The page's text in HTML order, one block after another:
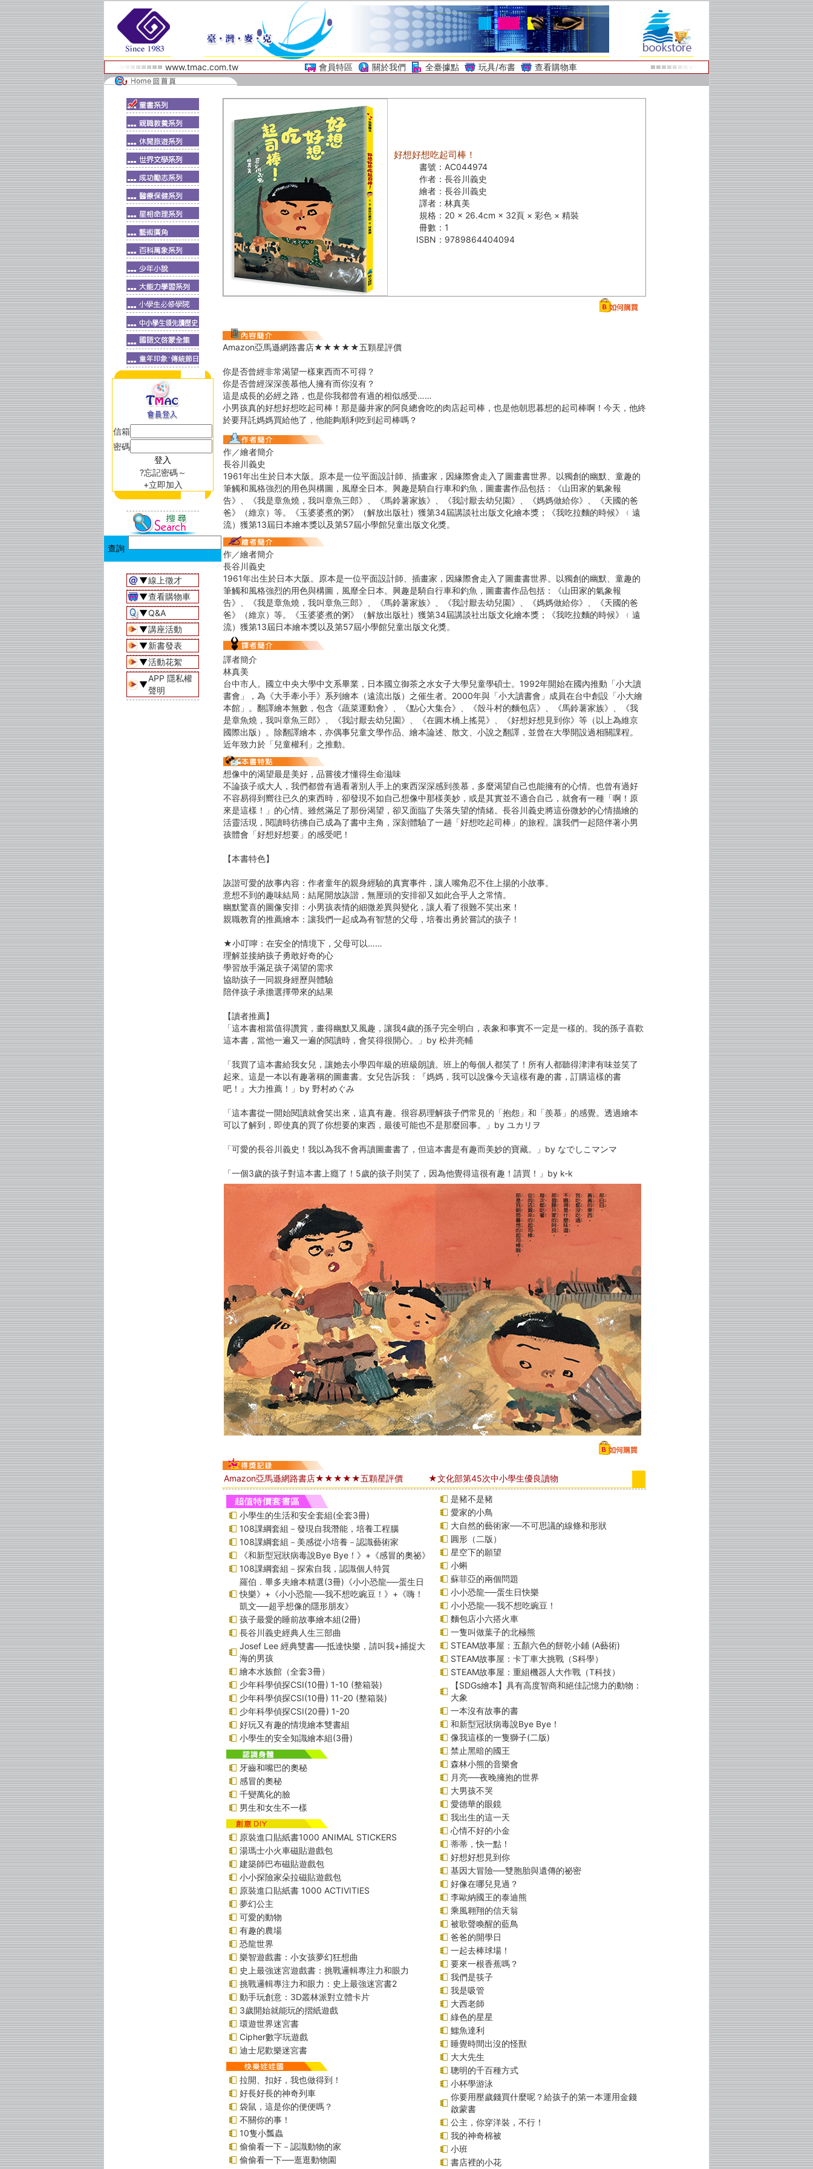
www.tmac.com.tw 會員特區 關於我們 全臺據點 玩具/布書 查看購物車
信箱
密碼
?忘記密碼～
+立即加入
▼線上徵才
▼查看購物車
▼Q&A
▼講座活動
▼新書發表
▼活動花絮
▼
APP 隱私權
聲明
好想好想吃起司棒！
書號： AC044974
作者： 長谷川義史
繪者： 長谷川義史
譯者： 林真美
規格： 20 × 26.4cm × 32頁 × 彩色 × 精裝
冊數： 1
ISBN： 9789864404094
Amazon亞馬遜網路書店★★★★★五顆星評價
你是否曾經非常渴望一樣東西而不可得？
你是否曾經深深羨慕他人擁有而你沒有？
這是成長的必經之路，也是你我都曾有過的相似感受……
小男孩真的好想好想吃起司棒！那是藤井家的阿良總會吃的肉店起司棒，也是他朝思暮想的起司棒啊！今天，他終
於要拜託媽媽買給他了，他能夠順利吃到起司棒嗎？
作／繪者簡介
長谷川義史
1961年出生於日本大阪。原本是一位平面設計師、插畫家，因緣際會走入了圖畫書世界。以獨創的幽默、童趣的
筆觸和風格強烈的用色與構圖，風靡全日本。興趣是騎自行車和釣魚，圖畫書作品包括：《山田家的氣象報
告》、《我是章魚燒，我叫章魚三郎》、《馬鈴薯家族》、《我討厭去幼兒園》、《媽媽做給你》、《天國的爸
爸》（維京）等。《玉婆婆煮的粥》（解放出版社）獲第34屆講談社出版文化繪本獎；《我吃拉麵的時候》﹙遠
流）獲第13屆日本繪本獎以及第57屆小學館兒童出版文化獎。
作／繪者簡介
長谷川義史
1961年出生於日本大阪。原本是一位平面設計師、插畫家，因緣際會走入了圖畫書世界。以獨創的幽默、童趣的
筆觸和風格強烈的用色與構圖，風靡全日本。興趣是騎自行車和釣魚，圖畫書作品包括：《山田家的氣象報
告》、《我是章魚燒，我叫章魚三郎》、《馬鈴薯家族》、《我討厭去幼兒園》、《媽媽做給你》、《天國的爸
爸》（維京）等。《玉婆婆煮的粥》（解放出版社）獲第34屆講談社出版文化繪本獎；《我吃拉麵的時候》﹙遠
流）獲第13屆日本繪本獎以及第57屆小學館兒童出版文化獎。
譯者簡介
林真美
台中市人。國立中央大學中文系畢業，日本國立御茶之水女子大學兒童學碩士。1992年開始在國內推動「小大讀
書會」，為《大手牽小手》系列繪本（遠流出版）之催生者。2000年與「小大讀書會」成員在台中創設「小大繪
本館」。翻譯繪本無數，包含《蔬菜運動會》、《點心大集合》、《殼斗村的麵包店》、《馬鈴薯家族》、《我
是章魚燒，我叫章魚三郎》、《我討厭去幼兒園》、《在圓木橋上搖晃》、《好想好想見到你》等（以上為維京
國際出版）。除翻譯繪本，亦偶事兒童文學作品、繪本論述、散文、小說之翻譯，並曾在大學開設過相關課程。
近年致力於「兒童權利」之推動。
想像中的渴望最是美好，品嘗後才懂得生命滋味
不論孩子或大人，我們都曾有過看著別人手上的東西深深感到羨慕，多麼渴望自己也能擁有的心情。也曾有過好
不容易得到嚮往已久的東西時，卻發現不如自己想像中那樣美妙，或是其實並不適合自己，就會有一種「啊！原
來是這樣！」的心情。雖然滿足了那份渴望，卻又面臨了失落失望的情緒。長谷川義史將這份微妙的心情描繪的
活靈活現，閱讀時彷彿自己成為了書中主角，深刻體驗了一趟「好想吃起司棒」的旅程。讓我們一起陪伴著小男
孩體會「好想好想要」的感受吧！
【本書特色】
詼諧可愛的故事內容：作者童年的親身經驗的真實事件，讓人嘴角忍不住上揚的小故事。
意想不到的趣味結局：結尾開放詼諧，無厘頭的安排卻又如此合乎人之常情。
幽默驚喜的圖像安排：小男孩表情的細微差異與變化，讓人看了很難不笑出來！
親職教育的推薦繪本：讓我們一起成為有智慧的父母，培養出勇於嘗試的孩子！
★小叮嚀：在安全的情境下，父母可以……
理解並接納孩子勇敢好奇的心
學習放手滿足孩子渴望的需求
協助孩子一同親身經歷與體驗
陪伴孩子承擔選擇帶來的結果
【讀者推薦】
「這本書相當值得讚賞，畫得幽默又風趣，讓我4歲的孫子完全明白，表象和事實不一定是一樣的。我的孫子喜歡
這本書，當他一遍又一遍的閱讀時，會笑得很開心。」by 松井亮輔
「我買了這本書給我女兒，讓她去小學四年級的班級朗讀。班上的每個人都笑了！所有人都聽得津津有味並笑了
起來。這是一本以有趣著稱的圖畫書。女兒告訴我：『媽媽，我可以說像今天這樣有趣的書，訂購這樣的書
吧！』大力推薦！」by 野村めぐみ
「這本書從一開始閱讀就會笑出來，這真有趣。很容易理解孩子們常見的「抱怨」和「羨慕」的感覺。透過繪本
可以了解到，即使真的買了你想要的東西，最後可能也不是那麼回事。」by ユカリヲ
「可愛的長谷川義史！我以為我不會再讀圖畫書了，但這本書是有趣而美妙的寶藏。」by なでしこマンマ
「一個3歲的孩子對這本書上癮了！5歲的孩子則笑了，因為他覺得這很有趣！請買！」by k-k
Amazon亞馬遜網路書店★★★★★五顆星評價 ★文化部第45次中小學生優良讀物
小學生的生活和安全套組(全套3冊)
108課綱套組－發現自我潛能，培養工程腦
108課綱套組－美感從小培養－認識藝術家
《和新型冠狀病毒說Bye Bye！》+《感冒的奧祕》
108課綱套組－探索自我，認識個人特質
羅伯．畢多夫繪本精選(3冊)《小小恐龍──蛋生日
快樂》+《小小恐龍──我不想吃豌豆！》+《嗨！
凱文──超乎想像的隱形朋友》
孩子最愛的睡前故事繪本組(2冊)
長谷川義史經典人生三部曲
Josef Lee 經典雙書──抵達快樂，請叫我+捕捉大
海的男孩
繪本水族館（全套3冊）
少年科學偵探CSI(10冊) 1-10 (整箱裝)
少年科學偵探CSI(10冊) 11-20 (整箱裝)
少年科學偵探CSI(20冊) 1-20
好玩又有趣的情境繪本雙書組
小學生的安全知識繪本組(3冊)
牙齒和嘴巴的奧秘
感冒的奧秘
千變萬化的臉
男生和女生不一樣
原裝進口貼紙書1000 ANIMAL STICKERS
湯瑪士小火車磁貼遊戲包
建築師巴布磁貼遊戲包
小小探險家朵拉磁貼遊戲包
原裝進口貼紙書 1000 ACTIVITIES
夢幻公主
可愛的動物
有趣的農場
恐龍世界
樂智遊戲書：小女孩夢幻狂想曲
史上最強迷宮遊戲書：挑戰邏輯專注力和眼力
挑戰邏輯專注力和眼力：史上最強迷宮書2
動手玩創意：3D叢林派對立體卡片
3歲開始就能玩的摺紙遊戲
環遊世界迷宮書
Cipher數字玩遊戲
迪士尼歡樂迷宮書
拉開、扣好，我也做得到！
好長好長的神奇列車
袋鼠，這是你的便便嗎？
不關你的事！
10隻小瓢蟲
偷偷看一下－認識動物的家
偷偷看一下──逛逛動物園
是豬不是豬
愛家的小鳥
大自然的藝術家──不可思議的線條和形狀
圓形（二版）
星空下的願望
小蝌
蘇菲亞的兩個問題
小小恐龍──蛋生日快樂
小小恐龍──我不想吃豌豆！
麵包店小六搭火車
一隻叫做葉子的北極熊
STEAM故事屋：五顏六色的餅乾小鋪 (A藝術)
STEAM故事屋：卡丁車大挑戰（S科學）
STEAM故事屋：重組機器人大作戰（T科技）
【SDGs繪本】具有高度智商和絕佳記憶力的動物：
大象
一本沒有故事的書
和新型冠狀病毒說Bye Bye！
像我這樣的一隻獅子(二版)
禁止黑暗的國王
森林小熊的音樂會
月亮──夜晚擁抱的世界
大男孩不哭
愛德華的眼鏡
我出生的這一天
心情不好的小金
蒂蒂，快一點！
好想好想見到你
基因大冒險──雙胞胎與遺傳的祕密
好像在哪兒見過？
李歐納國王的泰迪熊
乘風翱翔的信天翁
被歌聲喚醒的藍鳥
爸爸的開學日
一起去棒球場！
要來一根香蕉嗎？
我們是筷子
我是吸管
大西老師
綠色的星星
鱷魚達利
睡覺時間出沒的怪獸
大大先生
聰明的千百種方式
小杯學游泳
你要用壓歲錢買什麼呢？給孩子的第一本運用金錢
啟蒙書
公主，你穿洋裝，不行！
我的神奇棉被
小班
書店裡的小花